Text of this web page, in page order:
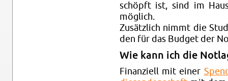
schöpft ist, sind im
mög­lich.
Zu­sätz­lich nimmt die
den für das Bud­get der
Wie kann ich die
Fi­nan­zi­ell mit einer